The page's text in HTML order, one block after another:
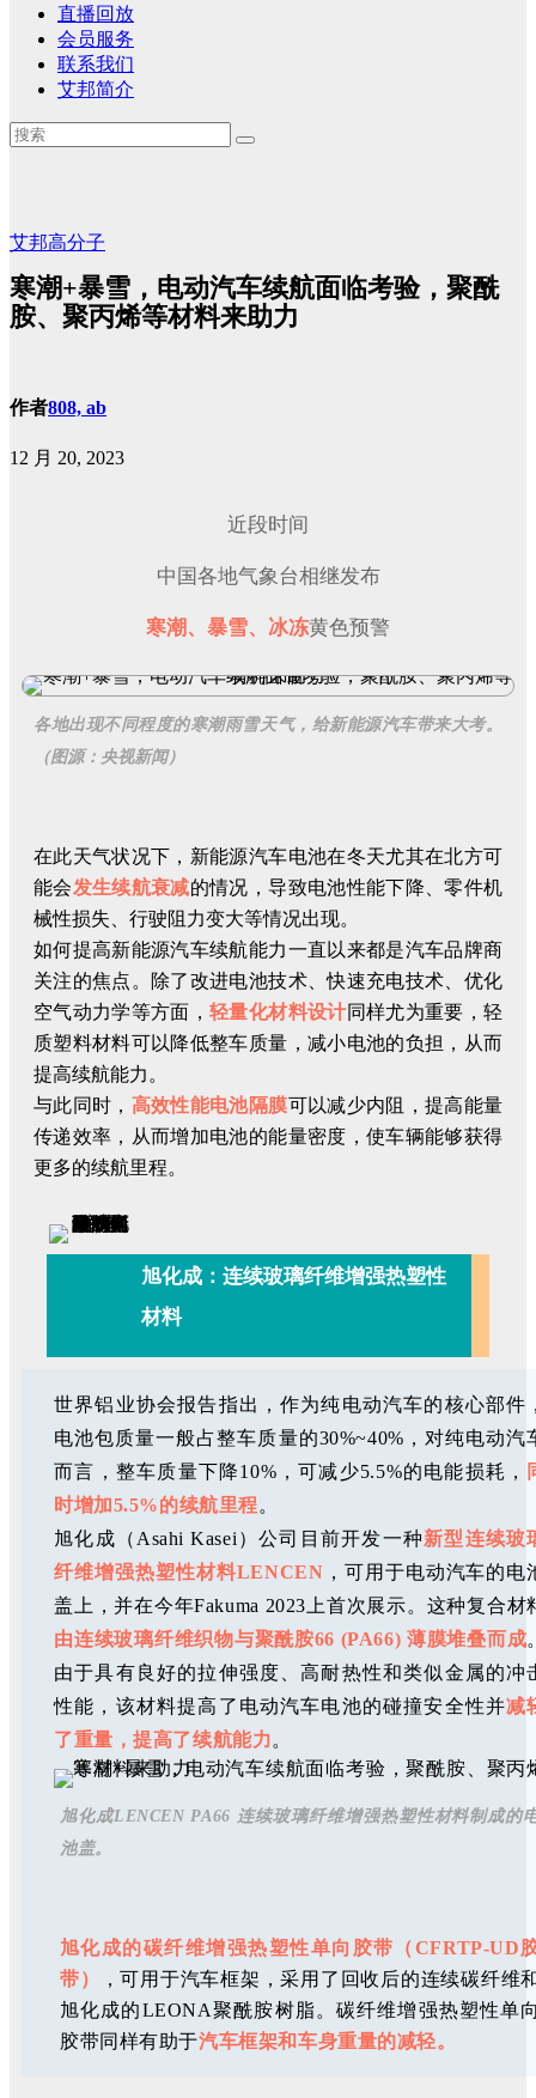
直播回放
会员服务
联系我们
艾邦简介
艾邦高分子
寒潮+暴雪，电动汽车续航面临考验，聚酰
胺、聚丙烯等材料来助力
作者808, ab
12 月 20, 2023
近段时间
中国各地气象台相继发布
寒潮、暴雪、冰冻黄色预警
各地出现不同程度的寒潮雨雪天气，给新能源汽车带来大考。
（图源：央视新闻）
在此天气状况下，新能源汽车电池在冬天尤其在北方可
能会发生续航衰减的情况，导致电池性能下降、零件机
械性损失、行驶阻力变大等情况出现。
如何提高新能源汽车续航能力一直以来都是汽车品牌商
关注的焦点。除了改进电池技术、快速充电技术、优化
空气动力学等方面，轻量化材料设计同样尤为重要，轻
质塑料材料可以降低整车质量，减小电池的负担，从而
提高续航能力。
与此同时， 高效性能电池隔膜可以减少内阻，提高能量
传递效率，从而增加电池的能量密度，使车辆能够获得
更多的续航里程。
旭化成：连续玻璃纤维增强热塑性
材料
世界铝业协会报告指出，作为纯电动汽车的核心部件
电池包质量一般占整车质量的30%~40%，对纯电动汽
而言，整车质量下降10%，可减少5.5%的电能损耗，
时增加5.5%的续航里程。
旭化成（Asahi Kasei）公司目前开发一种新型连续玻
纤维增强热塑性材料LENCEN ，可用于电动汽车的电
盖上，并在今年Fakuma 2023上首次展示。这种复合材
由连续玻璃纤维织物与聚酰胺66 (PA66) 薄膜堆叠而成
由于具有良好的拉伸强度、高耐热性和类似金属的冲
性能，该材料提高了电动汽车电池的碰撞安全性并减
了重量，提高了续航能力。
旭化成LENCEN PA66 连续玻璃纤维增强热塑性材料制成的
池盖。
旭化成的碳纤维增强热塑性单向胶带（CFRTP-UD
带）
，可用于汽车框架，采用了回收后的连续碳纤维
旭化成的LEONA聚酰胺树脂。碳纤维增强热塑性单
胶带同样有助于汽车框架和车身重量的减轻。